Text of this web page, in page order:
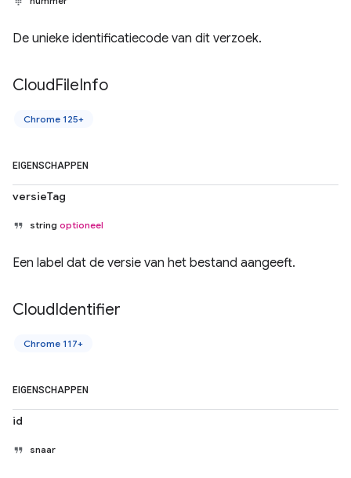
De unieke identificatiecode van dit verzoek.
CloudFileInfo
Chrome 125+
EIGENSCHAPPEN
versieTag
string optioneel
Een label dat de versie van het bestand aangeeft.
CloudIdentifier
Chrome 117+
EIGENSCHAPPEN
id
snaar